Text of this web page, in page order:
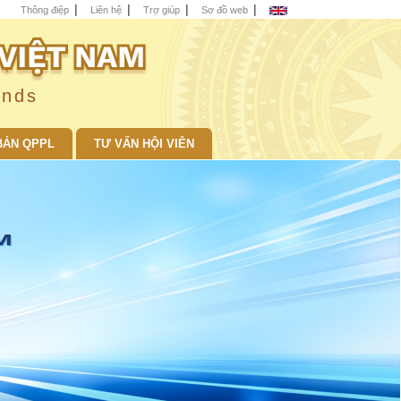
Thông điệp Liên hệ Trợ giúp Sơ đồ web
QPPL TƯ VẤN HỘI VIÊN